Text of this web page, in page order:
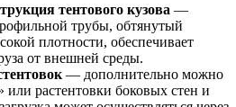
тентового кузова —
трубы, обтянутый
плотности, обеспечивает
от внешней среды.
— дополнительно можно
или растентовки боковых стен и